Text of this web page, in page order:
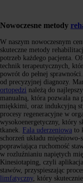
Nowoczesne metody
W naszym nowoczesnym
skuteczne metody
potrzeb każdego pacjenta.
technik terapeutycznych,
powrót do pełnej
od precyzyjnej diagnozy.
ortopedzi należą do
manualną, która pozwala
miękkimi, oraz indukcyjną
procesy regeneracyjne w
wysokoenergetyczny, który
tkanek. Fala uderzeniowa to
schorzeń układu
poprawiająca ruchomość
w rozluźnianiu napiętych
Kinesiotaping, czyli
stawów, przyspieszając
limfatyczny, który